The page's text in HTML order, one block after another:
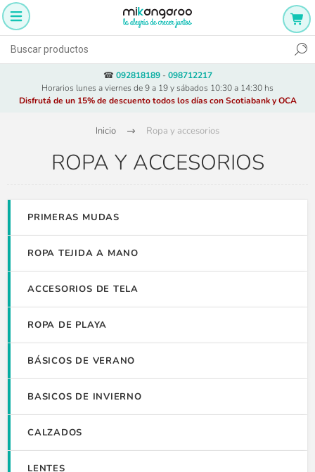
☎ 092818189- 098712217
Horarios lunes a viernes de 9 a 19 y sábados 10:30 a 14:30 hs
Disfrutá de un 15% de descuento todos los días con Scotiabank y OCA
Inicio Ropa y accesorios
ROPA Y ACCESORIOS
PRIMERAS MUDAS
ROPA TEJIDA A MANO
ACCESORIOS DE TELA
ROPA DE PLAYA
BÁSICOS DE VERANO
BASICOS DE INVIERNO
CALZADOS
LENTES